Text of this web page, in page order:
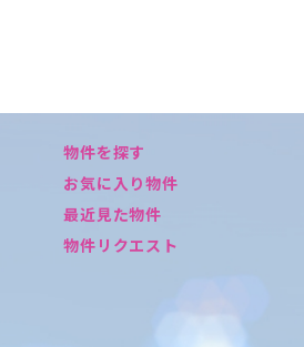
物件を探す
お気に入り物件
最近見た物件
物件リクエスト